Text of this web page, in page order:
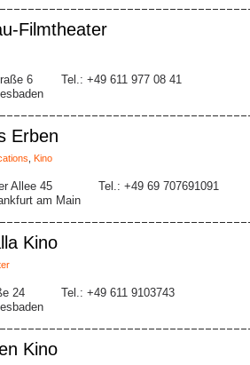
Filmtheater
6
Tel.: +49 611 977 08 41
Erben
Kino
Allee 45
am Main
Tel.: +49 69 707691091
Kino
24
Tel.: +49 611 9103743
Kino